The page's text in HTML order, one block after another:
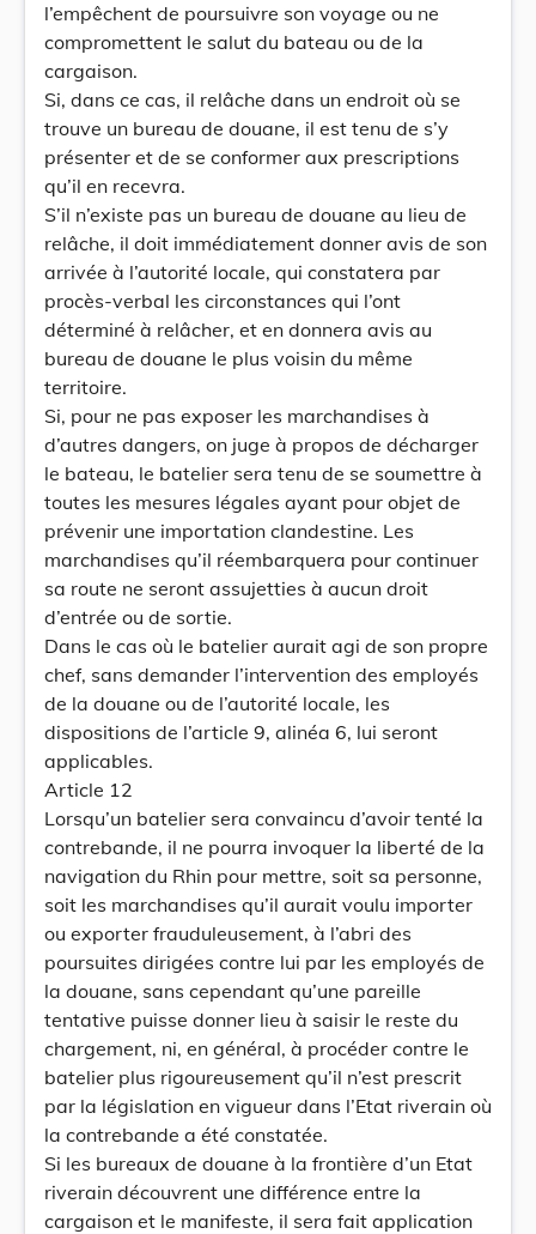
l’empêchent de poursuivre son voyage ou ne
compromettent le salut du bateau ou de la
cargaison.
Si, dans ce cas, il relâche dans un endroit où se
trouve un bureau de douane, il est tenu de s’y
présenter et de se conformer aux prescriptions
qu’il en recevra.
S’il n’existe pas un bureau de douane au lieu de
relâche, il doit immédiatement donner avis de son
arrivée à l’autorité locale, qui constatera par
procès-verbal les circonstances qui l’ont
déterminé à relâcher, et en donnera avis au
bureau de douane le plus voisin du même
territoire.
Si, pour ne pas exposer les marchandises à
d’autres dangers, on juge à propos de décharger
le bateau, le batelier sera tenu de se soumettre à
toutes les mesures légales ayant pour objet de
prévenir une importation clandestine. Les
marchandises qu’il réembarquera pour continuer
sa route ne seront assujetties à aucun droit
d’entrée ou de sortie.
Dans le cas où le batelier aurait agi de son propre
chef, sans demander l’intervention des employés
de la douane ou de l’autorité locale, les
dispositions de l’article 9, alinéa 6, lui seront
applicables.
Article 12
Lorsqu’un batelier sera convaincu d’avoir tenté la
contrebande, il ne pourra invoquer la liberté de la
navigation du Rhin pour mettre, soit sa personne,
soit les marchandises qu’il aurait voulu importer
ou exporter frauduleusement, à l’abri des
poursuites dirigées contre lui par les employés de
la douane, sans cependant qu’une pareille
tentative puisse donner lieu à saisir le reste du
chargement, ni, en général, à procéder contre le
batelier plus rigoureusement qu’il n’est prescrit
par la législation en vigueur dans l’Etat riverain où
la contrebande a été constatée.
Si les bureaux de douane à la frontière d’un Etat
riverain découvrent une différence entre la
cargaison et le manifeste, il sera fait application